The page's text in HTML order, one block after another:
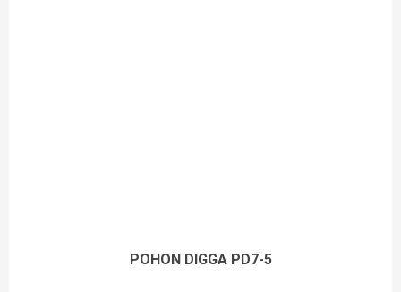
POHON DIGGA PD7-5